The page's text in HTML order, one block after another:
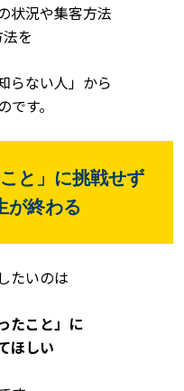
状況や集客方法
を
らない人」から
す。
と」に挑戦せず
が終わる
たいのは
たこと」 に
ほしい